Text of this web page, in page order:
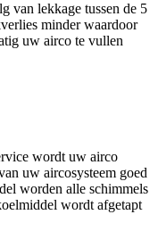
van lekkage tussen de 5
minder waardoor
uw airco te vullen
wordt uw airco
uw aircosysteem goed
worden alle schimmels
wordt afgetapt